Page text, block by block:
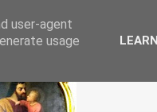
user-agent
usage